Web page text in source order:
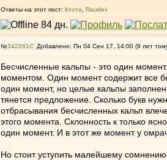
Ответы на этот пост: Ктото Raudex
№342261 Добавлено: Пн 04 Сен 17, 14:00 (9 лет
Бесчисленные кальпы - это один
моментом. Один момент содержит все
один момент, но целые кальпы
тянется предложение. Сколько букв
отбрасывания бесчисленных кальп
этого момента. Склонность к только
один момент. И в этот же момент у
Но стоит уступить малейшему